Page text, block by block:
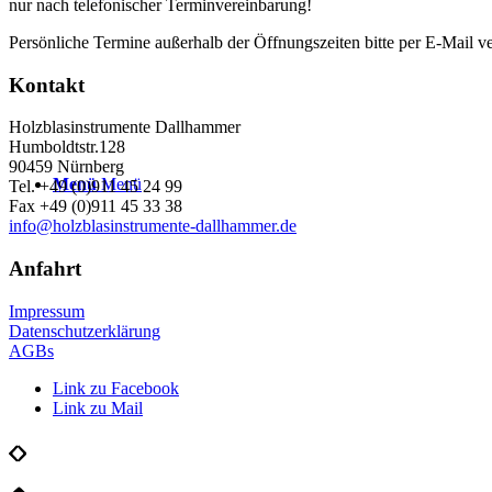
Menü Menü
nur nach telefonischer Terminvereinbarung!
Persönliche Termine außerhalb der Öffnungszeiten bitte per E-Mail
Kontakt
Holzblasinstrumente Dallhammer
Humboldtstr.128
90459 Nürnberg
Tel. +49 (0)911 45 24 99
Fax +49 (0)911 45 33 38
info@holzblasinstrumente-dallhammer.de
Anfahrt
Impressum
Datenschutzerklärung
AGBs
Link zu Facebook
Link zu Mail